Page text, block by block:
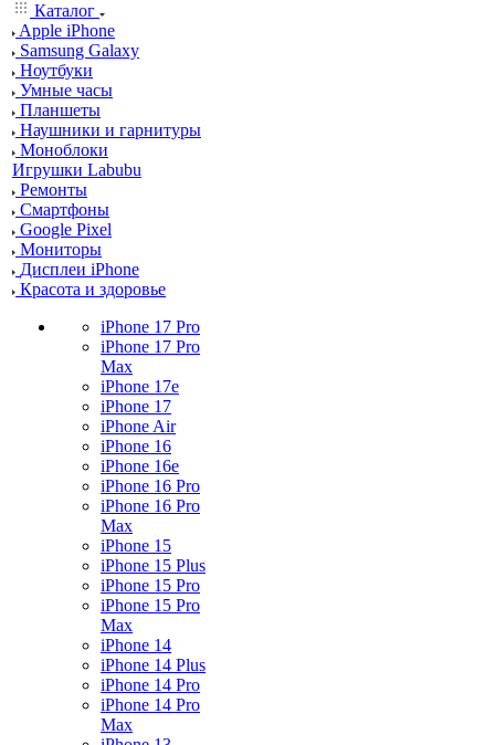
Каталог
Apple iPhone
Samsung Galaxy
Ноутбуки
Умные часы
Планшеты
Наушники и гарнитуры
Моноблоки
Игрушки Labubu
Ремонты
Смартфоны
Google Pixel
Мониторы
Дисплеи iPhone
Красота и здоровье
iPhone 17 Pro
iPhone 17 Pro
Max
iPhone 17e
iPhone 17
iPhone Air
iPhone 16
iPhone 16e
iPhone 16 Pro
iPhone 16 Pro
Max
iPhone 15
iPhone 15 Plus
iPhone 15 Pro
iPhone 15 Pro
Max
iPhone 14
iPhone 14 Plus
iPhone 14 Pro
iPhone 14 Pro
Max